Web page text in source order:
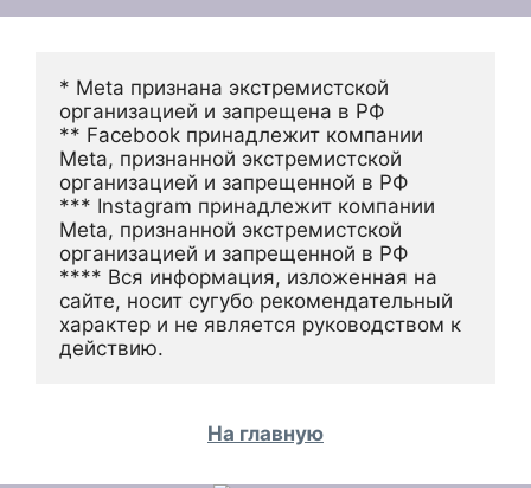
* Meta признана экстремистской
организацией и запрещена в РФ
** Facebook принадлежит компании
Meta, признанной экстремистской
организацией и запрещенной в РФ
*** Instagram принадлежит компании
Meta, признанной экстремистской
организацией и запрещенной в РФ
**** Вся информация, изложенная на
сайте, носит сугубо рекомендательный
характер и не является руководством к
действию.
На главную